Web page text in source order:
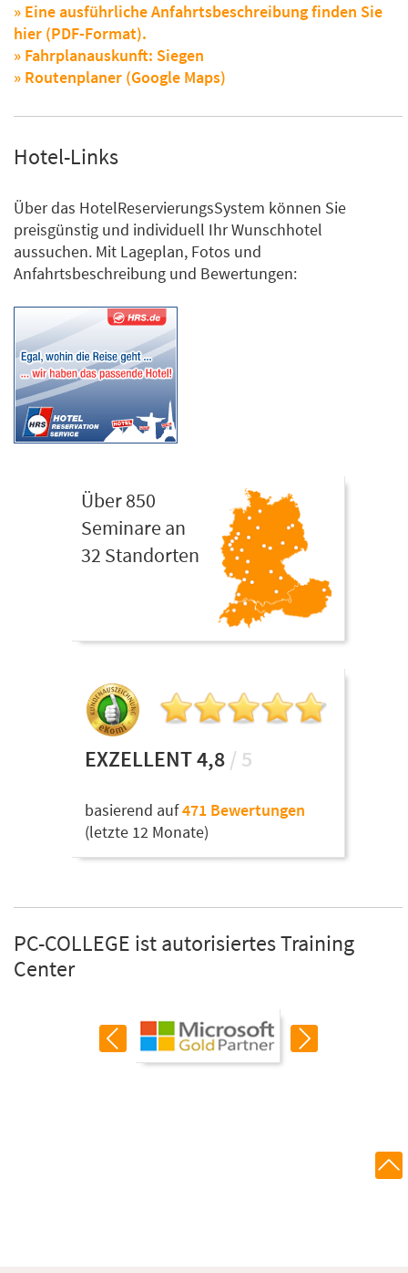
» Eine ausführliche Anfahrtsbeschreibung finden Sie
hier (PDF-Format).
» Fahrplanauskunft: Siegen
» Routenplaner (Google Maps)
Hotel-Links
Über das HotelReservierungsSystem können Sie
preisgünstig und individuell Ihr Wunschhotel
aussuchen. Mit Lageplan, Fotos und
Anfahrtsbeschreibung und Bewertungen:
Über 850
Seminare an
32 Standorten
EXZELLENT 4,8 / 5
basierend auf471 Bewertungen
(letzte 12 Monate)
PC-COLLEGE ist autorisiertes Training
Center